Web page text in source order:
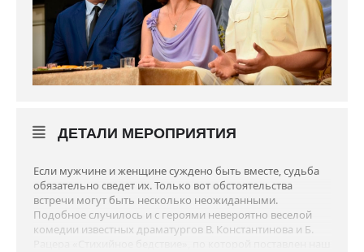
ДЕТАЛИ МЕРОПРИЯТИЯ
Если мужчине и женщине суждено быть вместе, судьба
обязательно сведет их. Только вот обстоятельства
встречи могут быть несколько неожиданными.
Подобное случилось и с героями невероятно веселой
комедии известных драматургов В. Константинова и Б.